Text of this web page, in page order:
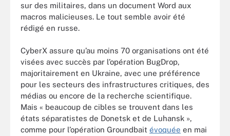
sur des militaires, dans un document Word aux
macros malicieuses. Le tout semble avoir été
rédigé en russe.
CyberX assure qu’au moins 70 organisations ont été
visées avec succès par l’opération BugDrop,
majoritairement en Ukraine, avec une préférence
pour les secteurs des infrastructures critiques, des
médias ou encore de la recherche scientifique.
Mais « beaucoup de cibles se trouvent dans les
états séparatistes de Donetsk et de Luhansk »,
comme pour l’opération Groundbait évoquée en mai